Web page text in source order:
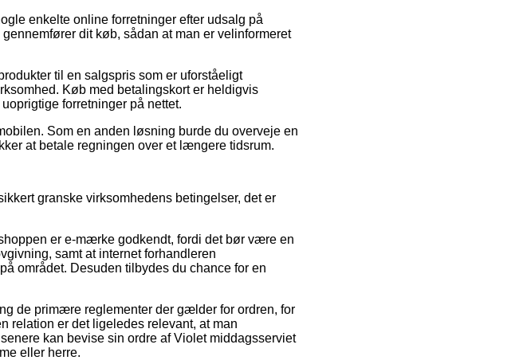
enkelte online forretninger efter udsalg på
dit køb, sådan at man er velinformeret
til en salgspris som er uforståeligt
Køb med betalingskort er heldigvis
forretninger på nettet.
Som en anden løsning burde du overveje en
at betale regningen over et længere tidsrum.
granske virksomhedens betingelser, det er
er e-mærke godkendt, fordi det bør være en
samt at internet forhandleren
området. Desuden tilbydes du chance for en
de primære reglementer der gælder for ordren, for
relation er det ligeledes relevant, at man
kan bevise sin ordre af Violet middagsserviet
eller herre.